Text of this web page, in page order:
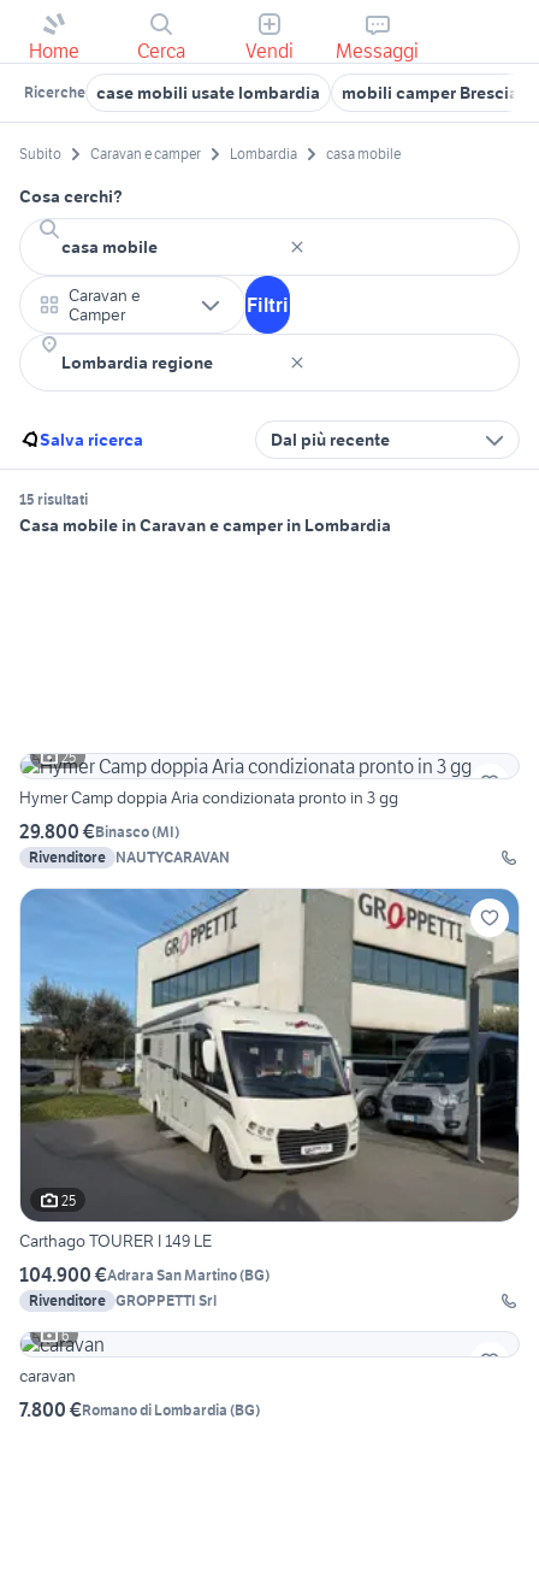
Home Cerca Vendi Messaggi
Ricerche case mobili usate lombardia mobili camper Brescia
Subito Caravan e camper Lombardia casa mobile
Cosa cerchi?
Caravan e
Camper
Filtri
Salva ricerca Dal più recente
15 risultati
Casa mobile in Caravan e camper in Lombardia
25
Hymer Camp doppia Aria condizionata pronto in 3 gg
29.800 €Binasco(MI)
Rivenditore NAUTYCARAVAN
25
Carthago TOURER I 149 LE
104.900 €Adrara San Martino(BG)
Rivenditore GROPPETTI Srl
6
caravan
7.800 €Romano di Lombardia (BG)